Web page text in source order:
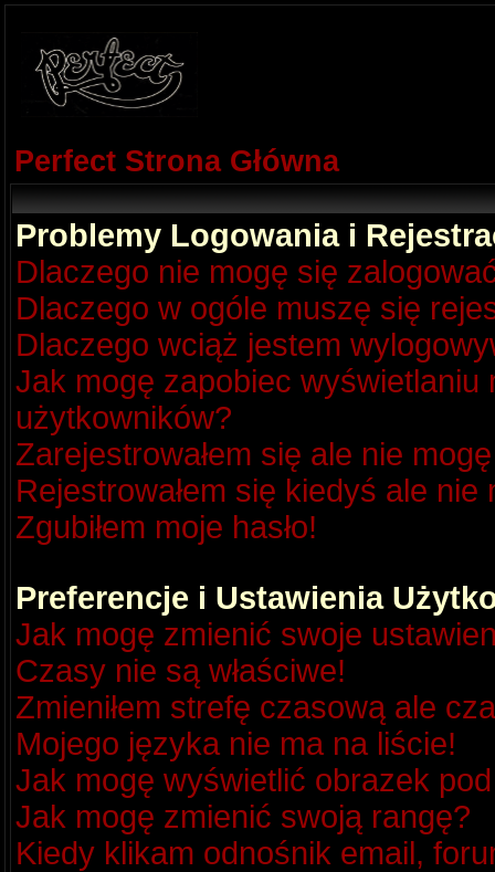
Perfect Strona Główna
Problemy Logowania i
Dlaczego nie mogę się
Dlaczego w ogóle muszę się
Dlaczego wciąż jestem
Jak mogę zapobiec
użytkowników?
Zarejestrowałem się ale nie
Rejestrowałem się kiedyś ale
Zgubiłem moje hasło!
Preferencje i Ustawienia
Jak mogę zmienić swoje
Czasy nie są właściwe!
Zmieniłem strefę czasową ale
Mojego języka nie ma na liście!
Jak mogę wyświetlić obrazek
Jak mogę zmienić swoją rangę?
Kiedy klikam odnośnik email,